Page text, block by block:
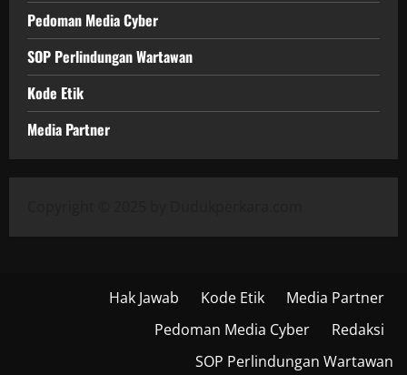
Pedoman Media Cyber
SOP Perlindungan Wartawan
Kode Etik
Media Partner
Hak Jawab Kode Etik
Media Partner
Pedoman Media Cyber
Redaksi
SOP Perlindungan Wartawan